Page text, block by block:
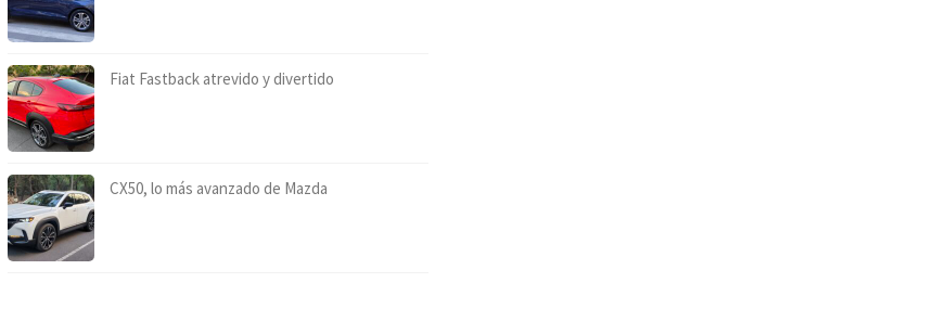
Fiat Fastback atrevido y divertido
CX50, lo más avanzado de Mazda